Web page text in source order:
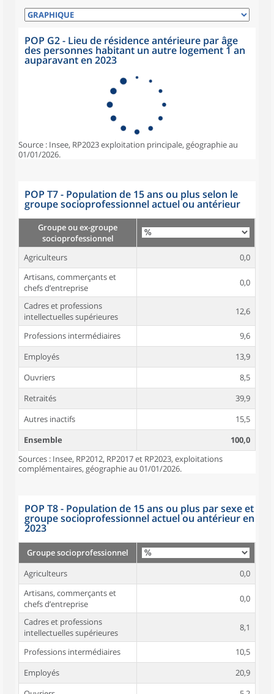
POP G2 - Lieu de résidence antérieure par âge
des personnes habitant un autre logement 1 an
auparavant en 2023
Source : Insee, RP2023 exploitation principale, géographie au
01/01/2026.
POP T7 - Population de 15 ans ou plus selon le
groupe socioprofessionnel actuel ou antérieur
Groupe ou ex-groupe
socioprofessionnel
Agriculteurs
0,0
Artisans, commerçants et
chefs d’entreprise
0,0
Cadres et professions
intellectuelles supérieures
12,6
Professions intermédiaires
9,6
Employés
13,9
Ouvriers
8,5
Retraités
39,9
Autres inactifs
15,5
Ensemble
100,0
Sources : Insee, RP2012, RP2017 et RP2023, exploitations
complémentaires, géographie au 01/01/2026.
POP T8 - Population de 15 ans ou plus par sexe et
groupe socioprofessionnel actuel ou antérieur en
2023
Groupe socioprofessionnel
Agriculteurs
0,0
Artisans, commerçants et
chefs d’entreprise
0,0
Cadres et professions
intellectuelles supérieures
8,1
Professions intermédiaires
10,5
Employés
20,9